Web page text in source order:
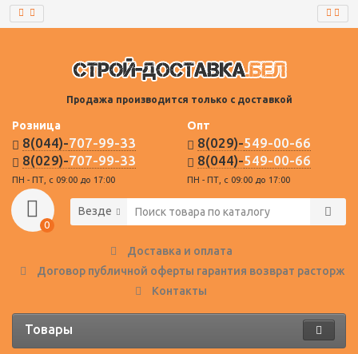
Продажа производится только с доставкой
Розница
8(044)-707-99-33
8(029)-707-99-33
ПН - ПТ, с 09:00 до 17:00
Опт
8(029)-549-00-66
8(044)-549-00-66
ПН - ПТ, с 09:00 до 17:00
0
Везде
Доставка и оплата
Договор публичной оферты гарантия возврат
Контакты
Товары